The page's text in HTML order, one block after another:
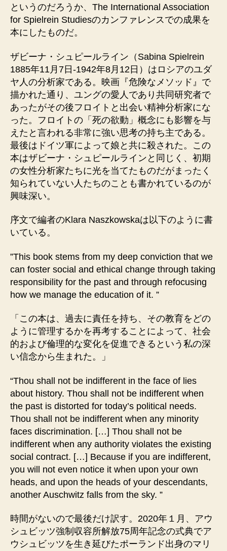
というのだろうか、The International Association
for Spielrein Studiesのカンファレンスでの成果を
本にしたものだ。
ザビーナ・シュピールライン（Sabina Spielrein
1885年11月7日-1942年8月12日）はロシアのユダ
ヤ人の分析家である。映画『危険なメソッド』で
描かれた通り、ユングの愛人であり共同研究者で
あったがその後フロイトと出会い精神分析家にな
った。フロイトの「死の欲動」概念にも影響を与
えたと言われる非常に強い思考の持ち主である。
最後はドイツ軍によって娘と共に殺された。この
本はザビーナ・シュピールラインと同じく、初期
の女性分析家たちに光を当てたものだがまったく
知られていない人たちのことも書かれているのが
興味深い。
序文で編者のKlara Naszkowskaは以下のように書
いている。
”This book stems from my deep conviction that we
can foster social and ethical change through taking
responsibility for the past and through refocusing
how we manage the education of it. ”
「この本は、過去に責任を持ち、その教育をどの
ように管理するかを再考することによって、社会
的および倫理的な変化を促進できるという私の深
い信念から生まれた。」
“Thou shall not be indifferent in the face of lies
about history. Thou shall not be indifferent when
the past is distorted for today’s political needs.
Thou shall not be indifferent when any minority
faces discrimination. […] Thou shall not be
indifferent when any authority violates the existing
social contract. […] Because if you are indifferent,
you will not even notice it when upon your own
heads, and upon the heads of your descendants,
another Auschwitz falls from the sky. ”
時間がないので最後だけ訳す。2020年１月、アウ
シュビッツ強制収容所解放75周年記念の式典でア
ウシュビッツを生き延びたポーランド出身のマリ